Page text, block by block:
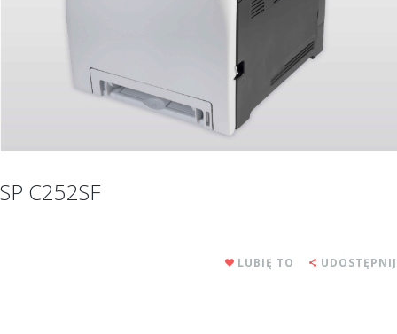
SP C252SF
LUBIĘ TO UDOSTĘPNIJ